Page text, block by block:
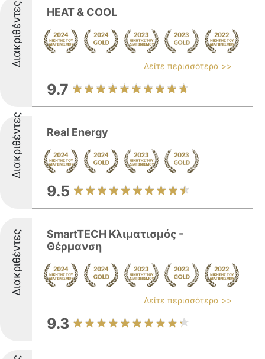
Διακριθέντες HEAT & COOL
Δείτε περισσότερα >>
9.7
Διακριθέντες Real Energy
9.5
Διακριθέντες
SmartTECH Κλιματισμός -
Θέρμανση
Δείτε περισσότερα >>
9.3